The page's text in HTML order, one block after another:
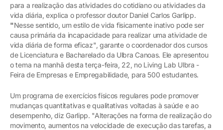
para a realização das atividades do cotidiano ou atividades da
vida diária, explica o professor doutor Daniel Carlos Garlipp.
"Nesse sentido, um estilo de vida fisicamente inativo pode ser
causa primária da incapacidade para realizar uma atividade de
vida diária de forma eficaz", garante o coordenador dos cursos
de Licenciatura e Bacharelado da Ulbra Canoas. Ele apresentou
o tema na manhã desta terça-feira, 22, no Living Lab Ulbra -
Feira de Empresas e Empregabilidade, para 500 estudantes.
Um programa de exercícios físicos regulares pode promover
mudanças quantitativas e qualitativas voltadas à saúde e ao
desempenho, diz Garlipp. "Alterações na forma de realização do
movimento, aumentos na velocidade de execução das tarefas, a